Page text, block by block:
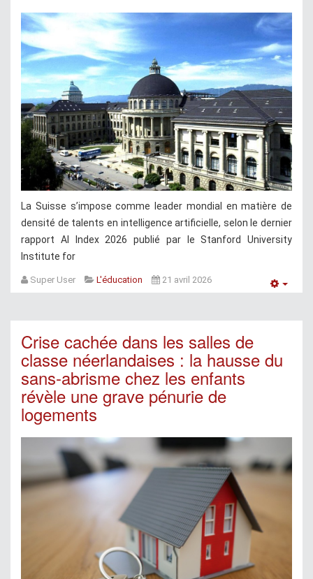
La Suisse s’impose comme leader mondial en matière de
densité de talents en intelligence artificielle, selon le dernier
rapport AI Index 2026 publié par le Stanford University
Institute for
Super User L'éducation 21 avril 2026
Crise cachée dans les salles de
classe néerlandaises : la hausse du
sans-abrisme chez les enfants
révèle une grave pénurie de
logements